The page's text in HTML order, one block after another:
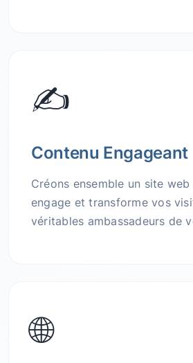
✍️
Contenu Engageant
Créons ensemble un site
engage et transforme vos
véritables ambassadeurs de
🌐